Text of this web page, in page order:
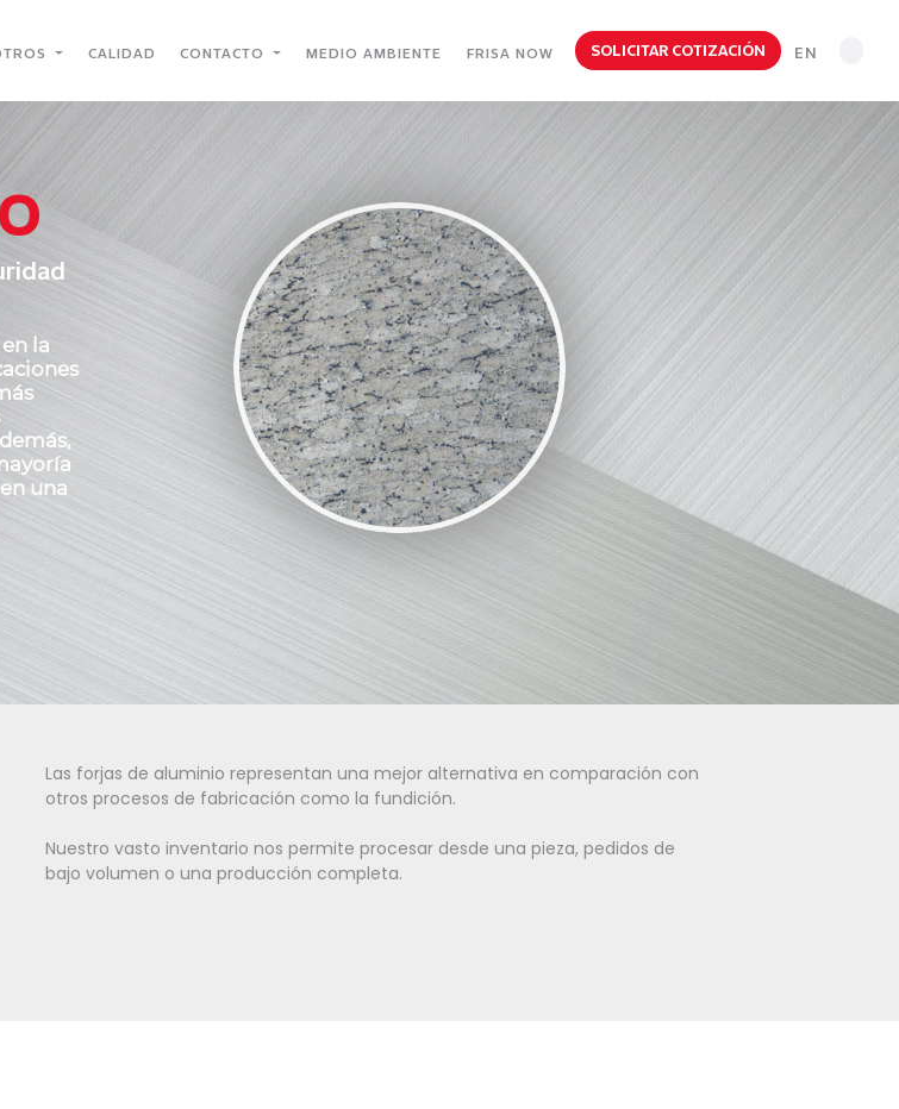
CALIDAD CONTACTO MEDIO AMBIENTE FRISA NOW SOLICITAR COTIZACIÓN EN
la
una
Las forjas de aluminio representan una mejor alternativa en comparación con
otros procesos de fabricación como la fundición.
Nuestro vasto inventario nos permite procesar desde una pieza, pedidos de
bajo volumen o una producción completa.